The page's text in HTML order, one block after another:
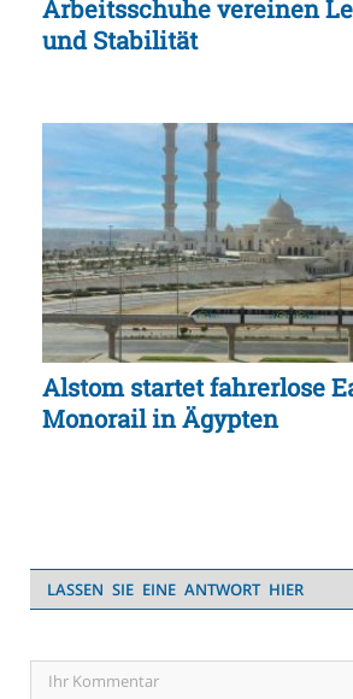
Arbeitsschuhe vereinen
und Stabilität
Alstom startet fahrerlose
Monorail in Ägypten
LASSEN SIE EINE ANTWORT HIER